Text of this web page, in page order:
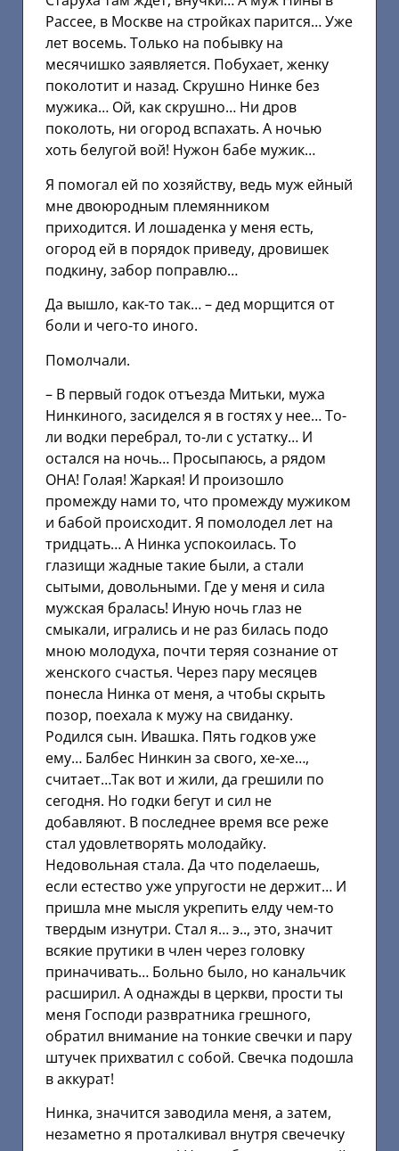
Рассее, в Москве на стройках парится… Уже
лет восемь. Только на побывку на
месячишко заявляется. Побухает, женку
поколотит и назад. Скрушно Нинке без
мужика… Ой, как скрушно… Ни дров
поколоть, ни огород вспахать. А ночью
хоть белугой вой! Нужон бабе мужик…
Я помогал ей по хозяйству, ведь муж ейный
мне двоюродным племянником
приходится. И лошаденка у меня есть,
огород ей в порядок приведу, дровишек
подкину, забор поправлю…
Да вышло, как-то так… – дед морщится от
боли и чего-то иного.
Помолчали.
– В первый годок отъезда Митьки, мужа
Нинкиного, засиделся я в гостях у нее… То-
ли водки перебрал, то-ли с устатку… И
остался на ночь… Просыпаюсь, а рядом
ОНА! Голая! Жаркая! И произошло
промежду нами то, что промежду мужиком
и бабой происходит. Я помолодел лет на
тридцать… А Нинка успокоилась. То
глазищи жадные такие были, а стали
сытыми, довольными. Где у меня и сила
мужская бралась! Иную ночь глаз не
смыкали, игрались и не раз билась подо
мною молодуха, почти теряя сознание от
женского счастья. Через пару месяцев
понесла Нинка от меня, а чтобы скрыть
позор, поехала к мужу на свиданку.
Родился сын. Ивашка. Пять годков уже
ему… Балбес Нинкин за свого, хе-хе…,
считает…Так вот и жили, да грешили по
сегодня. Но годки бегут и сил не
добавляют. В последнее время все реже
стал удовлетворять молодайку.
Недовольная стала. Да что поделаешь,
если естество уже упругости не держит… И
пришла мне мысля укрепить елду чем-то
твердым изнутри. Стал я… э.., это, значит
всякие прутики в член через головку
приначивать… Больно было, но канальчик
расширил. А однажды в церкви, прости ты
меня Господи развратника грешного,
обратил внимание на тонкие свечки и пару
штучек прихватил с собой. Свечка подошла
в аккурат!
Нинка, значится заводила меня, а затем,
незаметно я проталкивал внутря свечечку